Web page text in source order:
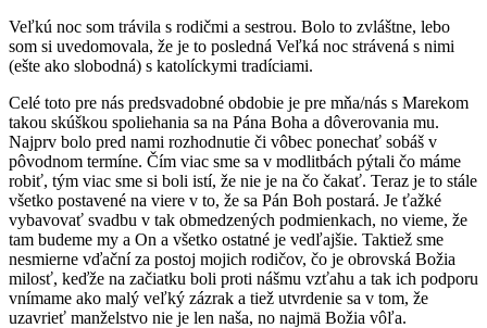
Veľkú noc som trávila s rodičmi a sestrou. Bolo to zvláštne, lebo
som si uvedomovala, že je to posledná Veľká noc strávená s nimi
(ešte ako slobodná) s katolíckymi tradíciami.
Celé toto pre nás predsvadobné obdobie je pre mňa/nás s Marekom
takou skúškou spoliehania sa na Pána Boha a dôverovania mu.
Najprv bolo pred nami rozhodnutie či vôbec ponechať sobáš v
pôvodnom termíne. Čím viac sme sa v modlitbách pýtali čo máme
robiť, tým viac sme si boli istí, že nie je na čo čakať. Teraz je to stále
všetko postavené na viere v to, že sa Pán Boh postará. Je ťažké
vybavovať svadbu v tak obmedzených podmienkach, no vieme, že
tam budeme my a On a všetko ostatné je vedľajšie. Taktiež sme
nesmierne vďační za postoj mojich rodičov, čo je obrovská Božia
milosť, keďže na začiatku boli proti nášmu vzťahu a tak ich podporu
vnímame ako malý veľký zázrak a tiež utvrdenie sa v tom, že
uzavrieť manželstvo nie je len naša, no najmä Božia vôľa.